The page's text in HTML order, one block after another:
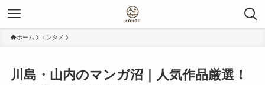
ホーム エンタメ
川島・山内のマンガ沼｜人気作品厳選！